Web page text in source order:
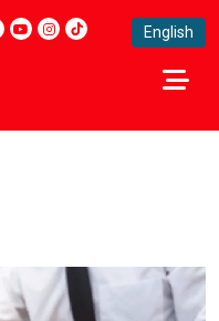
English